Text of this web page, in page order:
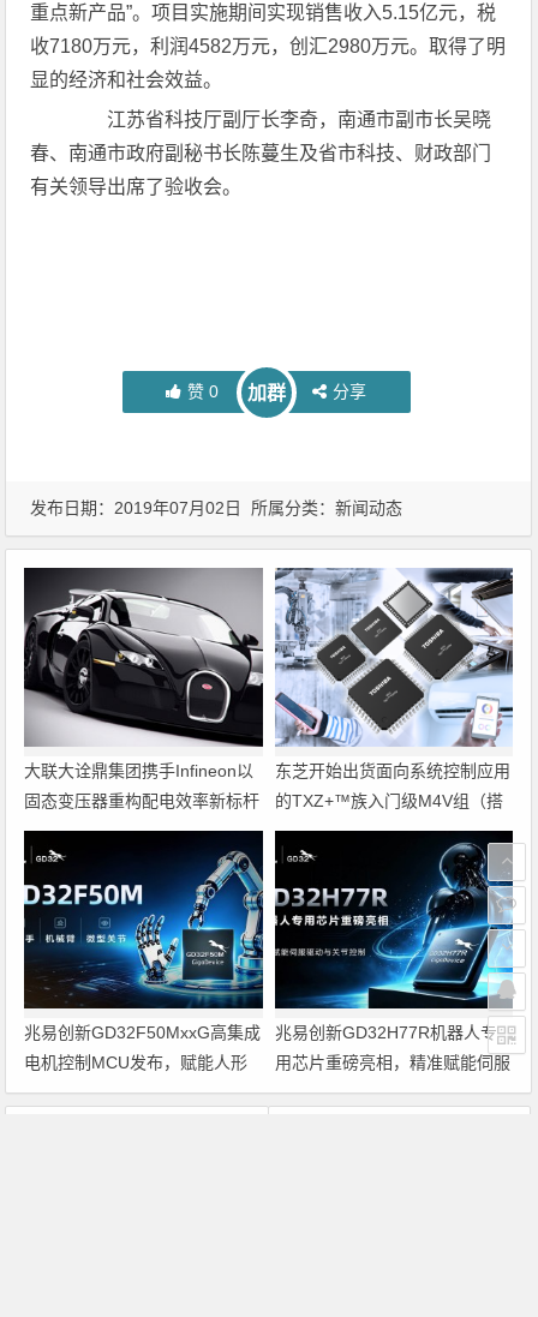
重点新产品”。项目实施期间实现销售收入5.15亿元，税
收7180万元，利润4582万元，创汇2980万元。取得了明
显的经济和社会效益。
江苏省科技厅副厅长李奇，南通市副市长吴晓
春、南通市政府副秘书长陈蔓生及省市科技、财政部门
有关领导出席了验收会。
赞 0 加群 分享
发布日期：2019年07月02日 所属分类：新闻动态
大联大诠鼎集团携手Infineon以
固态变压器重构配电效率新标杆
东芝开始出货面向系统控制应用
的TXZ+™族入门级M4V组（搭
载Arm Cortex‑M4内核的标准微
控制器）工程样品
兆易创新GD32F50MxxG高集成
电机控制MCU发布，赋能人形
机器人关节驱动革新
兆易创新GD32H77R机器人专
用芯片重磅亮相，精准赋能伺服
驱动与关节控制